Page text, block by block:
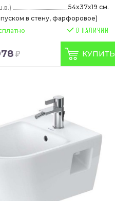
54x37x19 см.
в стену, фарфоровое)
КУПИТЬ